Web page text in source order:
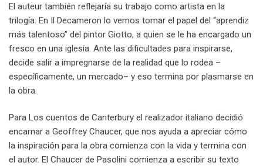
El auteur también reflejaría su trabajo como artista en la
trilogía. En Il Decameron lo vemos tomar el papel del “aprendiz
más talentoso” del pintor Giotto, a quien se le ha encargado un
fresco en una iglesia. Ante las dificultades para inspirarse,
decide salir a impregnarse de la realidad que lo rodea –
específicamente, un mercado– y eso termina por plasmarse en
la obra.
Para Los cuentos de Canterbury el realizador italiano decidió
encarnar a Geoffrey Chaucer, que nos ayuda a apreciar cómo
la inspiración para la obra comienza con la vida y termina con
el autor. El Chaucer de Pasolini comienza a escribir su texto